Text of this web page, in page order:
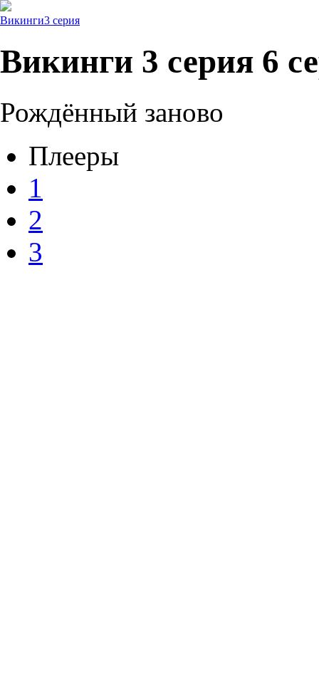
Викинги3 серия
Викинги 3 серия 6
Рождённый заново
Плееры
1
2
3